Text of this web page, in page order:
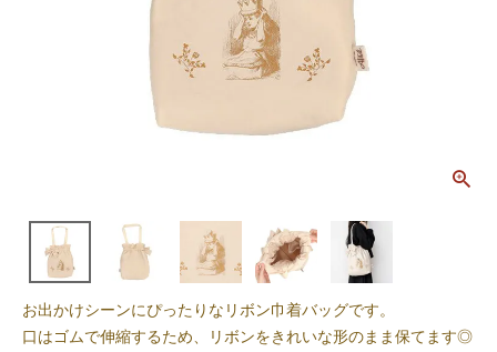
お出かけシーンにぴったりなリボン巾着バッグです。
口はゴムで伸縮するため、リボンをきれいな形のまま保てます◎